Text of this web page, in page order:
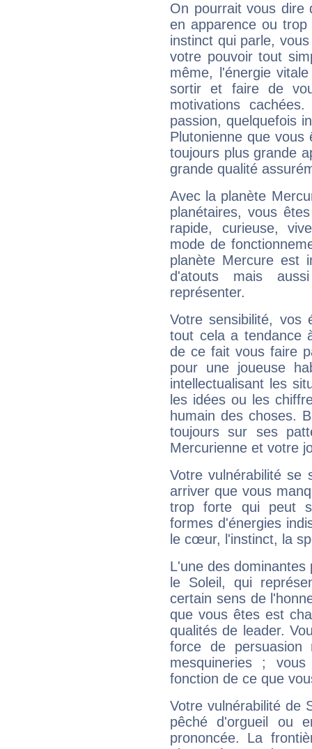
On pourrait vous dire
en apparence ou
instinct qui parle,
votre pouvoir tout
même, l'énergie
sortir et faire de
motivations
passion, quelquefois
Plutonienne que
toujours plus grande
grande qualité
Avec la planète
planétaires, vous
rapide, curieuse,
mode de
planète Mercure est
d'atouts mais
représenter.
Votre sensibilité,
tout cela a tendance
de ce fait vous faire
pour une joueuse
intellectualisant les
les idées ou les
humain des choses.
toujours sur ses
Mercurienne et votre
Votre vulnérabilité se
arriver que vous
trop forte qui peut
formes d'énergies
le cœur, l'instinct, la
L'une des
le Soleil, qui
certain sens de
que vous êtes est
qualités de leader.
force de
mesquineries ;
fonction de ce que
Votre vulnérabilité de
pêché d'orgueil ou
prononcée. La